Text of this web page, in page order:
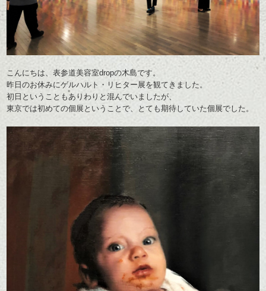
こんにちは、表参道美容室dropの木島です。
昨日のお休みにゲルハルト・リヒター展を観てきました。
初日ということもありわりと混んでいましたが、
東京では初めての個展ということで、とても期待していた個展でした。